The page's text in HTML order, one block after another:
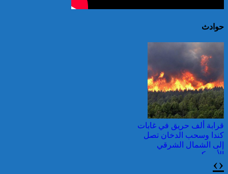
حوادث
قرابة ألف حريق في غابات
كندا وسحب الدخان تصل
إلى الشمال الشرقي
الأمريكي
‹
›